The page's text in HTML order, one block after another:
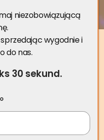
niezobowiązującą
wygodnie i
do nas.
30 sekund.